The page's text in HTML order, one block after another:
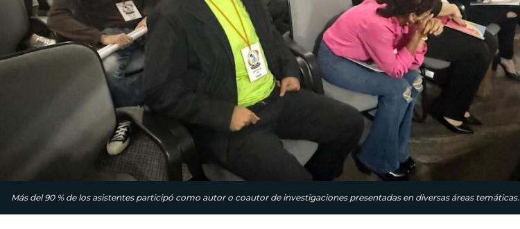
Más del 90 % de los asistentes participó como autor o coautor de investigaciones presentadas en diversas áreas temáticas.